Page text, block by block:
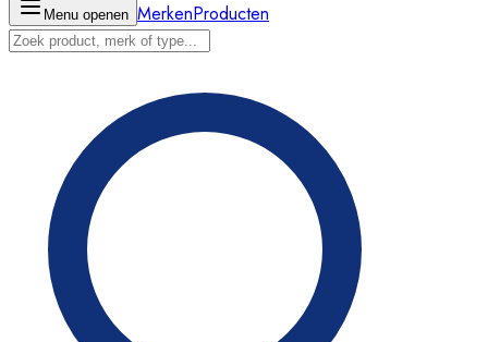
Menu openen MerkenProducten